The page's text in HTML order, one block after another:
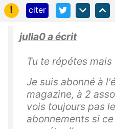
!
citer
julla0 a écrit
Tu te répétes
Je suis abonné à
magazine, à 2
vois toujours pas
abonnements si